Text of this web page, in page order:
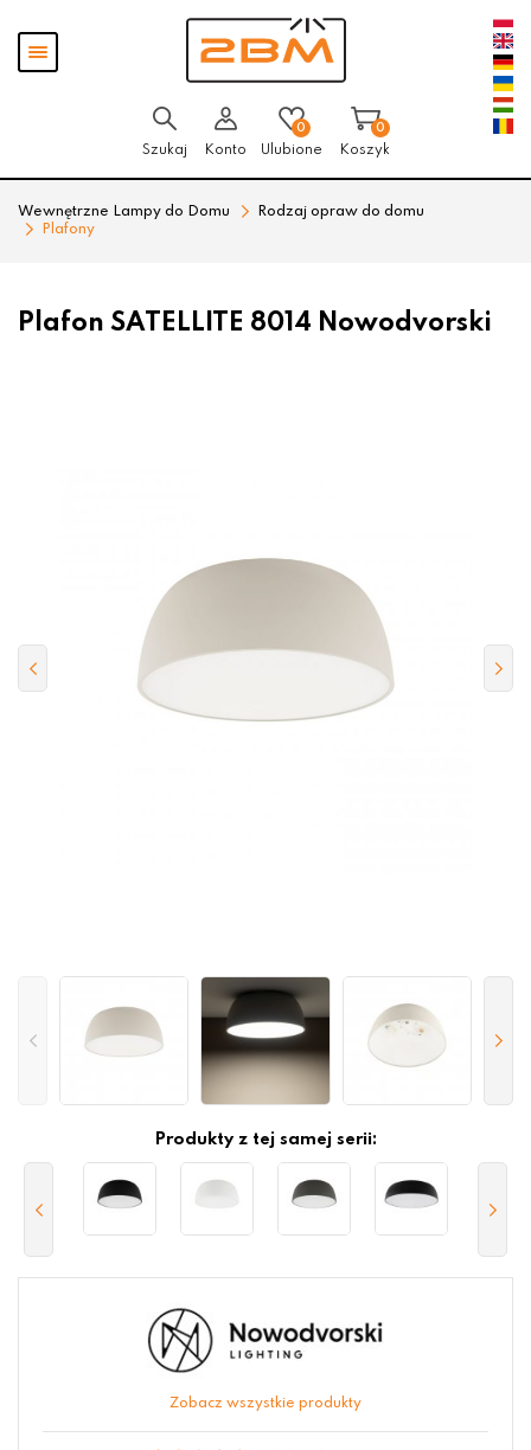
Pokaż
menu
Szukaj Konto
0
Ulubione
0
Koszyk
Wewnętrzne Lampy do Domu
Rodzaj opraw do domu
Plafony
Plafon SATELLITE 8014 Nowodvorski
Produkty z tej samej serii:
Zobacz wszystkie produkty